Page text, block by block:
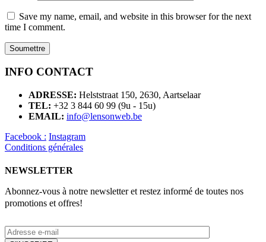
Save my name, email, and website in this browser for the next
time I comment.
INFO CONTACT
ADRESSE: Helststraat 150, 2630, Aartselaar
TEL: +32 3 844 60 99 (9u - 15u)
EMAIL: info@lensonweb.be
Facebook : Instagram
Conditions générales
NEWSLETTER
Abonnez-vous à notre newsletter et restez informé de toutes nos
promotions et offres!